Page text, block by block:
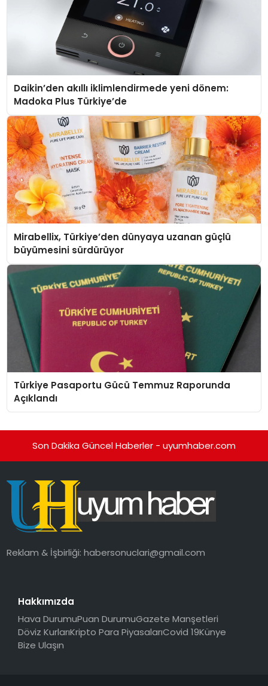
Daikin’den akıllı iklimlendirmede yeni dönem:
Madoka Plus Türkiye’de
Mirabellix, Türkiye’den dünyaya uzanan güçlü
büyümesini sürdürüyor
Türkiye Pasaportu Gücü Temmuz Raporunda
Açıklandı
Son Dakika Güncel Haberler - uyumhaber.com
Reklam & İşbirliği:habersonuclari@gmail.com
Hakkımızda
Hava DurumuPuan DurumuGazete Manşetleri
Döviz KurlarıKripto Para PiyasalarıCovid 19Künye
Bize Ulaşın